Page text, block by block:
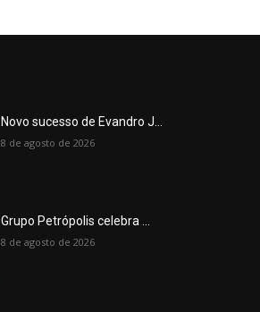
Novo sucesso de Evandro J...
8 de agosto de 2026
Grupo Petrópolis celebra ...
8 de agosto de 2026